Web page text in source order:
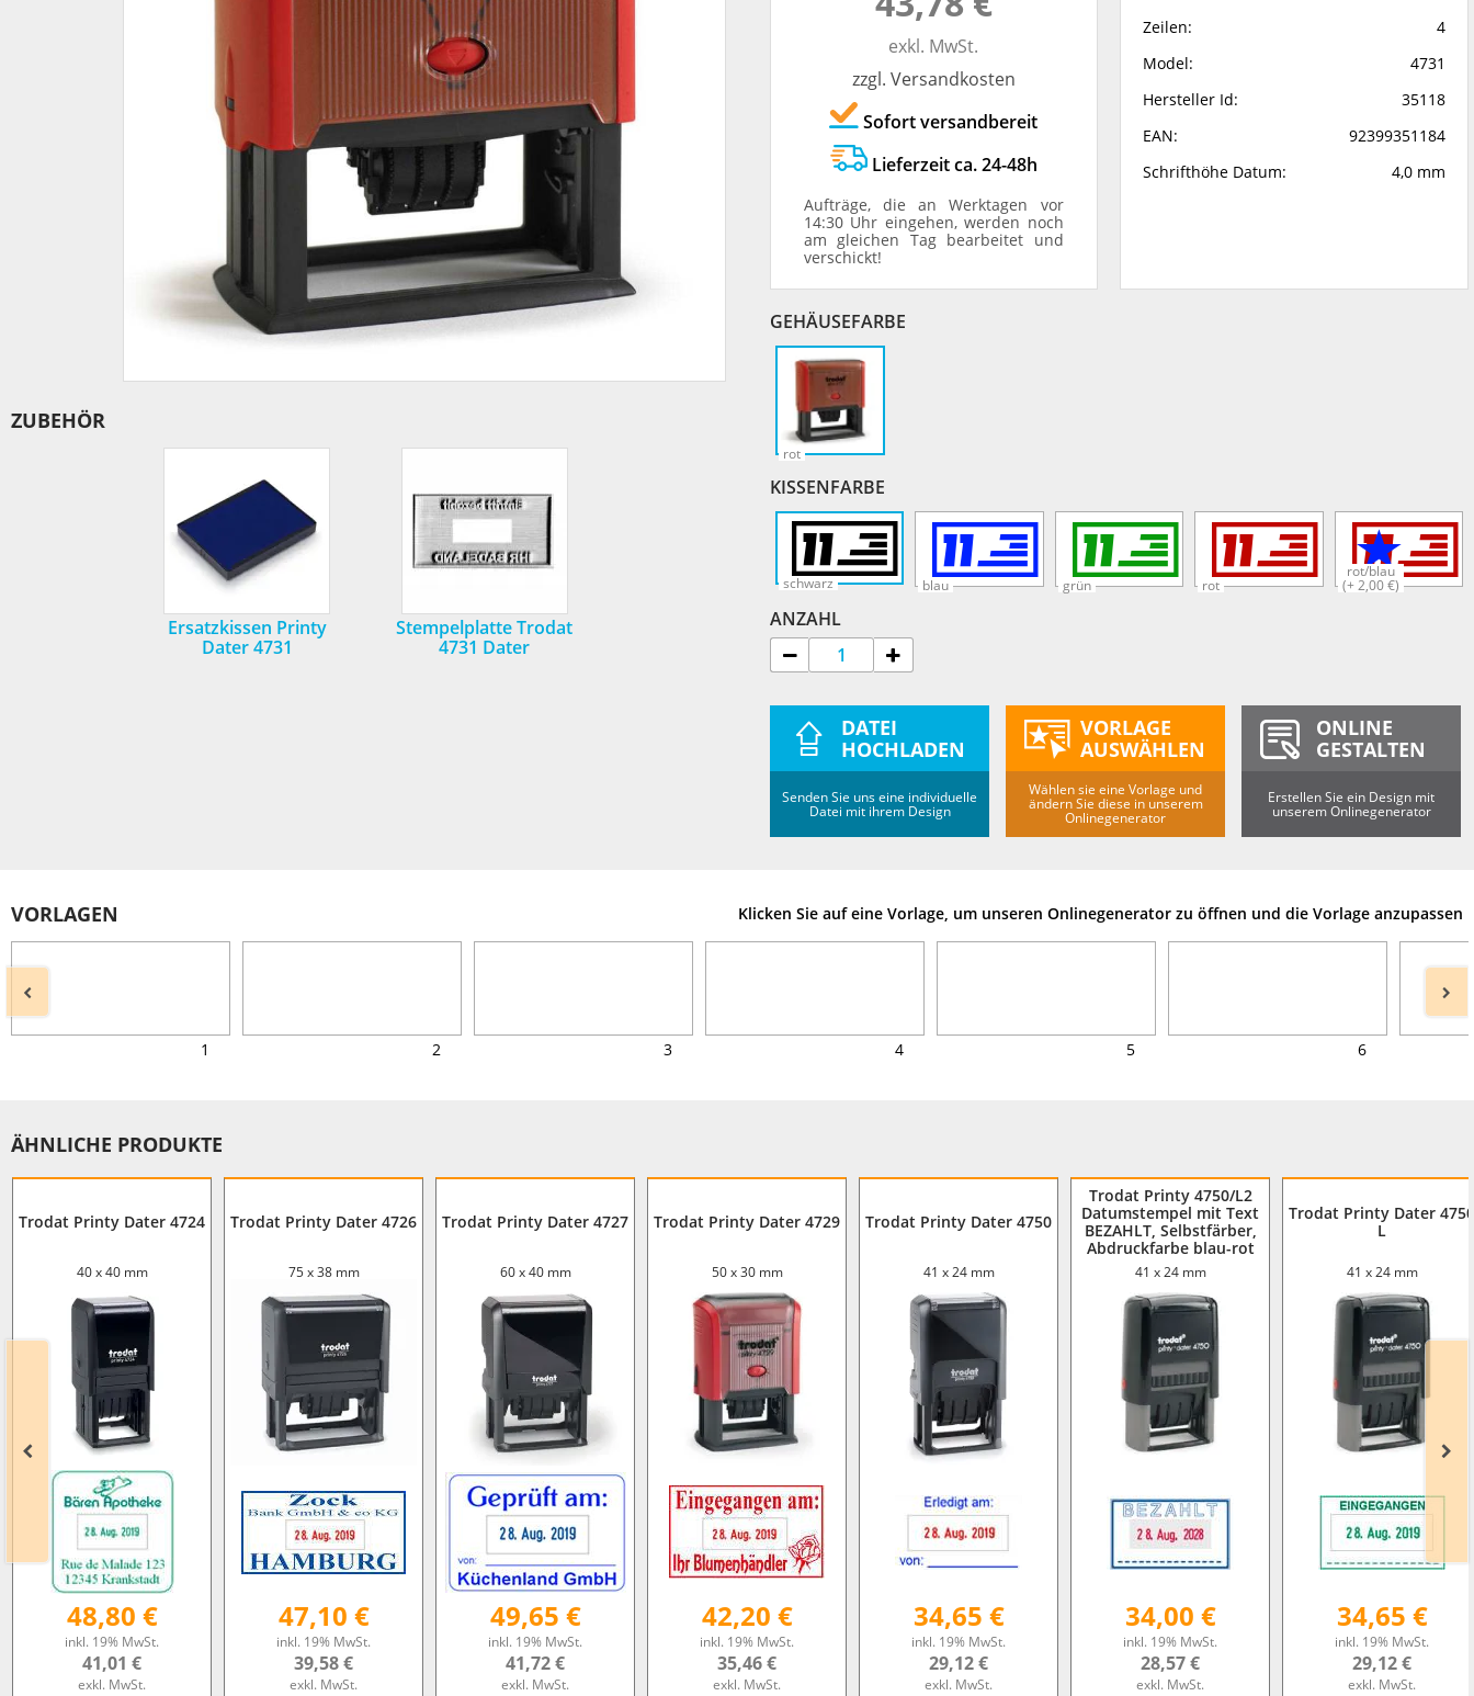
PERSONALISIERTE ADRESSSTEMPEL
STEMPELFRITZ IMPRINT LINE SKYBLUE
ZUBEHÖR
Ersatzkissen Printy
Dater 4731
Stempelplatte Trodat
4731 Dater
exkl. MwSt.
zzgl. Versandkosten
Sofort versandbereit
Lieferzeit ca. 24-48h
Aufträge, die an Werktagen vor
14:30 Uhr eingehen, werden noch
am gleichen Tag bearbeitet und
verschickt!
Zeilen:
4
Model:
4731
Hersteller Id:
35118
EAN:
92399351184
Schrifthöhe Datum:
4,0 mm
GEHÄUSEFARBE
rot
KISSENFARBE
schwarz blau grün rot
rot/blau
(+ 2,00 €)
ANZAHL
DATEI
HOCHLADEN
Senden Sie uns eine individuelle
Datei mit ihrem Design
VORLAGE
AUSWÄHLEN
Wählen sie eine Vorlage und
ändern Sie diese in unserem
Onlinegenerator
ONLINE
GESTALTEN
Erstellen Sie ein Design mit
unserem Onlinegenerator
VORLAGEN Klicken Sie auf eine Vorlage, um unseren Onlinegenerator zu öffnen und die Vorlage anzupassen
1 2 3 4 5 6
ÄHNLICHE PRODUKTE
Trodat Printy Dater 4724
40 x 40 mm
48,80 €
inkl. 19% MwSt.
41,01 €
exkl. MwSt.
Trodat Printy Dater 4726
75 x 38 mm
47,10 €
inkl. 19% MwSt.
39,58 €
exkl. MwSt.
Trodat Printy Dater 4727
60 x 40 mm
49,65 €
inkl. 19% MwSt.
41,72 €
exkl. MwSt.
Trodat Printy Dater 4729
50 x 30 mm
42,20 €
inkl. 19% MwSt.
35,46 €
exkl. MwSt.
Trodat Printy Dater 4750
41 x 24 mm
34,65 €
inkl. 19% MwSt.
29,12 €
exkl. MwSt.
Trodat Printy 4750/L2
Datumstempel mit Text
BEZAHLT, Selbstfärber,
Abdruckfarbe blau-rot
41 x 24 mm
34,00 €
inkl. 19% MwSt.
28,57 €
exkl. MwSt.
Trodat Printy Dater 4750
L
41 x 24 mm
34,65 €
inkl. 19% MwSt.
29,12 €
exkl. MwSt.